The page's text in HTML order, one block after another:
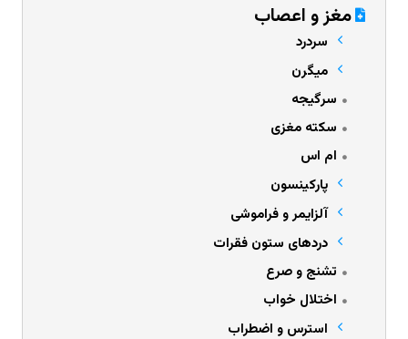
مغز و اعصاب
سردرد
میگرن
سرگیجه
سکته مغزی
ام اس
پارکینسون
آلزایمر و فراموشی
دردهای ستون فقرات
تشنج و صرع
اختلال خواب
استرس و اضطراب